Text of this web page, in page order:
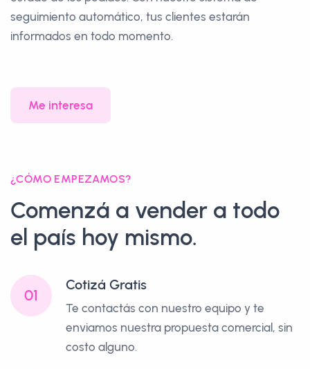
seguimiento automático, tus clientes estarán
informados en todo momento.
Me interesa
¿CÓMO EMPEZAMOS?
Comenzá a vender a todo
el país hoy mismo.
01
Cotizá Gratis
Te contactás con nuestro equipo y te
enviamos nuestra propuesta comercial, sin
costo alguno.